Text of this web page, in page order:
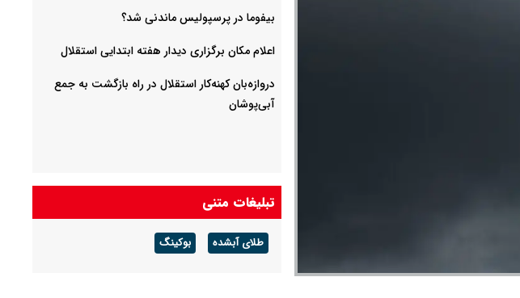
بیفوما در پرسپولیس ماندنی شد؟
اعلام مکان برگزاری دیدار هفته ابتدایی استقلال
دروازه‌بان کهنه‌کار استقلال در راه بازگشت به جمع
آبی‌پوشان
تبلیغات متنی
طلای آبشده بوکینگ